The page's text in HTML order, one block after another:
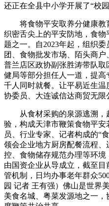
还正在全县中小学开展了“校
将食物平安取养分健康教
织密舌尖上的平安防地，食
题之一。自2023年起，组织
团、食物批发市场、陌头商户
普兰店区政协副张胜涛带队
健局等部分担任人一道，提
千人同时就餐。让平易近生
协委员、大连诚信达商贸无限
从食材采购的泉源逃溯，
验，构成天津市鞭策食物平
员、行业专家、记者构成的“
领会企业地方厨房配餐流程
控、食物储存规范办理等环
由国资企业从导成立，截至
管机制，日均办事老年群众
园 记者 王有强）佛山是世界
美食名城、粤菜发源地之一